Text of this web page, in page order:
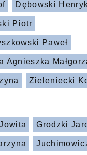
Dębowski Henryk
Piotr
Paweł
Agnieszka
Zieleniecki
Grodzki